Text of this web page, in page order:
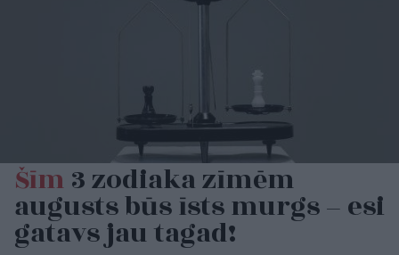
Šīm3 zodiaka zīmēm
augusts būs īsts murgs – esi
gatavs jau tagad!